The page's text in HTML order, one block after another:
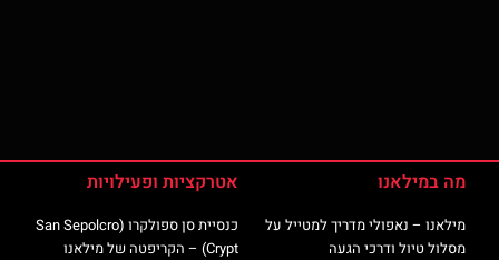
מה במילאנו
מילאנו – נאפולי מדריך למטייל על
מסלול טיול ודרכי הגעה
אטרקציות ופעילויות
כנסיית סן ספולקרו (San Sepolcro
Crypt) – הקריפטה של מילאנו